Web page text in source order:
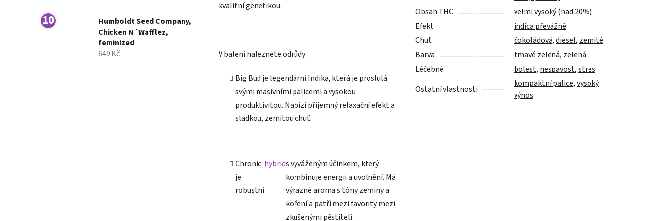
Humboldt Seed Company,
Chicken N´Wafflez,
feminized
649 Kč
kvalitní genetikou.
V balení naleznete odrůdy:
Big Bud je legendární Indika, která je proslulá
svými masivními palicemi a vysokou
produktivitou. Nabízí příjemný relaxační efekt a
sladkou, zemitou chuť.
Chronic
je
robustní
hybrids vyváženým účinkem, který
kombinuje energii a uvolnění. Má
výrazné aroma s tóny zeminy a
koření a patří mezi favority mezi
zkušenými pěstiteli.
Obsah THC
velmi vysoký (nad 20%)
Efekt
indica převážně
Chuť
čokoládová,diesel, zemité
Barva
tmavě zelená, zelená
Léčebné
bolest, nespavost,stres
Ostatní vlastnosti
kompaktní palice,vysoký
výnos